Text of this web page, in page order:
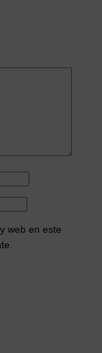
web en este